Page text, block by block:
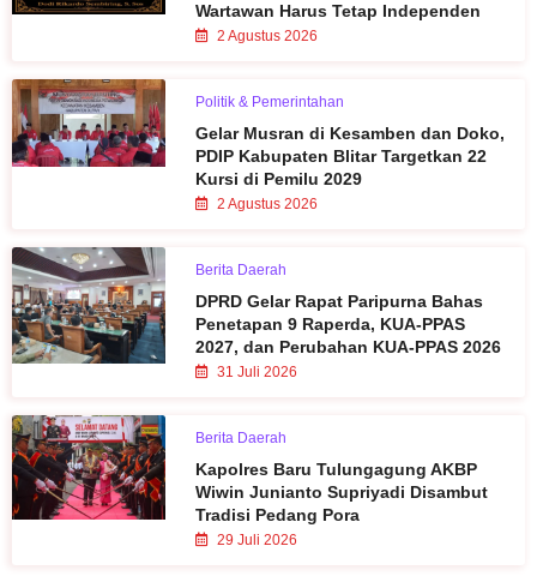
Wartawan Harus Tetap Independen
2 Agustus 2026
Politik & Pemerintahan
Gelar Musran di Kesamben dan Doko,
PDIP Kabupaten Blitar Targetkan 22
Kursi di Pemilu 2029
2 Agustus 2026
Berita Daerah
DPRD Gelar Rapat Paripurna Bahas
Penetapan 9 Raperda, KUA-PPAS
2027, dan Perubahan KUA-PPAS 2026
31 Juli 2026
Berita Daerah
Kapolres Baru Tulungagung AKBP
Wiwin Junianto Supriyadi Disambut
Tradisi Pedang Pora
29 Juli 2026